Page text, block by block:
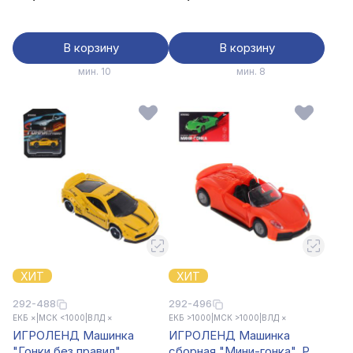
В корзину
мин. 10
В корзину
мин. 8
ХИТ
292-488
ЕКБ × МСК <1000 ВЛД ×
ИГРОЛЕНД Машинка
ХИТ
292-496
ЕКБ >1000 МСК >1000 ВЛД ×
ИГРОЛЕНД Машинка